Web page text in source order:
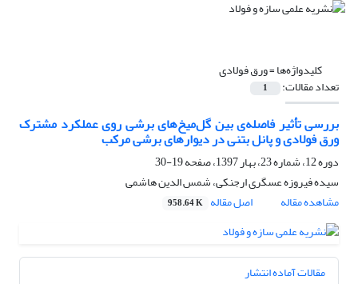
کلیدواژه‌ها =ورق فولادی
تعداد مقالات: 1
بررسی تأثیر فاصله‌ی بین گل‌میخ‌های برشی روی عملکرد مشترک
ورق فولادی و پانل بتنی در دیوارهای برشی مرکب
دوره 12، شماره 23، بهار 1397، صفحه
19-30
سیده فیروزه عسگری ارجنکی، شمس الدین هاشمی
مشاهده مقاله
اصل مقاله 958.64 K
مقالات آماده انتشار